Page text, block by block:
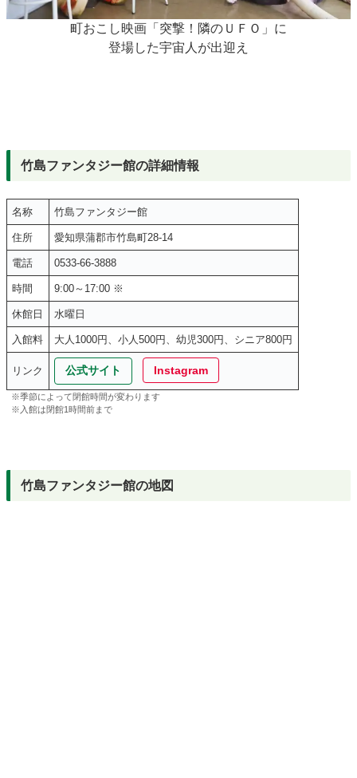
町おこし映画「突撃！隣のＵＦＯ」に
登場した宇宙人が出迎え
竹島ファンタジー館の詳細情報
名称 竹島ファンタジー館
住所 愛知県蒲郡市竹島町28-14
電話 0533-66-3888
時間 9:00～17:00 ※
休館日 水曜日
入館料 大人1000円、小人500円、幼児300円、シニア800円
リンク 公式サイト Instagram
※季節によって閉館時間が変わります
※入館は閉館1時間前まで
竹島ファンタジー館の地図